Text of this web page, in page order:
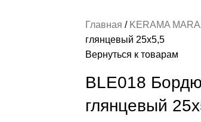
Главная KERAMA
глянцевый 25х5,5
Вернуться к товарам
BLE018
глянцевый